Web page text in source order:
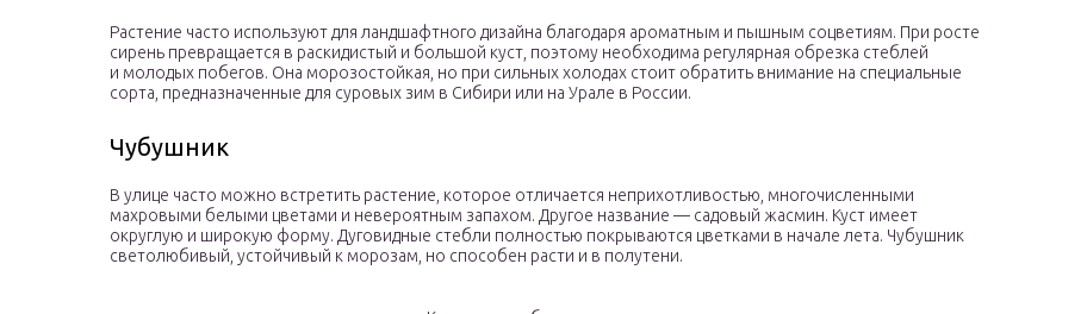
Растение часто используют для ландшафтного дизайна благодаря ароматным и пышным соцветиям. При росте
сирень превращается в раскидистый и большой куст, поэтому необходима регулярная обрезка стеблей
и молодых побегов. Она морозостойкая, но при сильных холодах стоит обратить внимание на специальные
сорта, предназначенные для суровых зим в Сибири или на Урале в России.
Чубушник
В улице часто можно встретить растение, которое отличается неприхотливостью, многочисленными
махровыми белыми цветами и невероятным запахом. Другое название — садовый жасмин. Куст имеет
округлую и широкую форму. Дуговидные стебли полностью покрываются цветками в начале лета. Чубушник
светолюбивый, устойчивый к морозам, но способен расти и в полутени.